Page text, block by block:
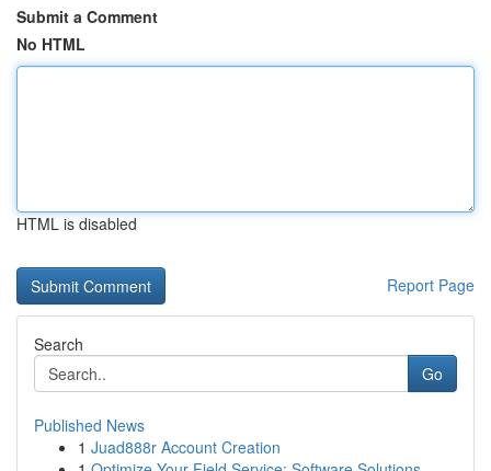
Submit a Comment
No HTML
HTML is disabled
Report Page
Search
Go
Published News
1 Juad888r Account Creation